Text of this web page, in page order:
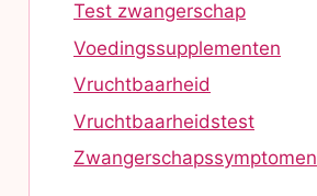
Test zwangerschap
Voedingssupplementen
Vruchtbaarheid
Vruchtbaarheidstest
Zwangerschapssymptomen